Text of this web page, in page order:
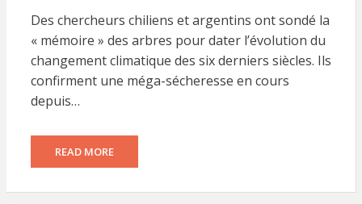
Des chercheurs chiliens et argentins ont sondé la
« mémoire » des arbres pour dater l’évolution du
changement climatique des six derniers siècles. Ils
confirment une méga-sécheresse en cours
depuis…
READ MORE